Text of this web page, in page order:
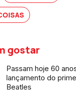
gostar
Passam hoje 60
lançamento do
Beatles